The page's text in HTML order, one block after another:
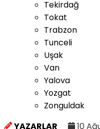
Tekirdağ
Tokat
Trabzon
Tunceli
Uşak
Van
Yalova
Yozgat
Zonguldak
YAZARLAR
10